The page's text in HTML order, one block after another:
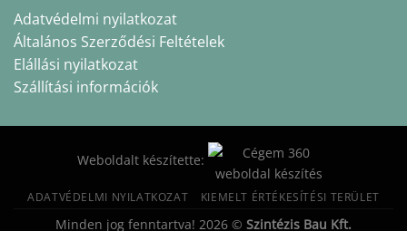
Adatvédelmi nyilatkozat
Általános Szerződési Feltételek
Elállási nyilatkozat
Szállítási információk
Weboldalt készítette:
ADATVÉDELMI NYILATKOZAT KIEMELT ÉRTÉKESÍTÉSI TERÜLET
Minden jog fenntartva! 2026 © Szintézis Bau Kft.